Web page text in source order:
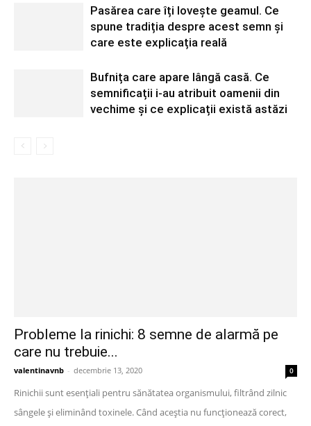
Pasărea care îți lovește geamul. Ce
spune tradiția despre acest semn și
care este explicația reală
Bufnița care apare lângă casă. Ce
semnificații i-au atribuit oamenii din
vechime și ce explicații există astăzi
Probleme la rinichi: 8 semne de alarmă pe
care nu trebuie...
valentinavnb - decembrie 13, 2020 0
Rinichii sunt esențiali pentru sănătatea organismului, filtrând zilnic
sângele și eliminând toxinele. Când aceștia nu funcționează corect,